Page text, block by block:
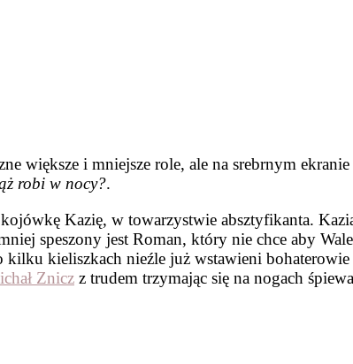
większe i mniejsze role, ale na srebrnym
robi w nocy?.
Kazię, w towarzystwie absztyfikanta.
speszony jest Roman, który nie chce aby
kieliszkach nieźle już wstawieni
Znicz z trudem trzymając się na nogach